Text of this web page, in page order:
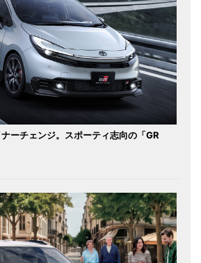
ーチェンジ。スポーティ志向の「GR